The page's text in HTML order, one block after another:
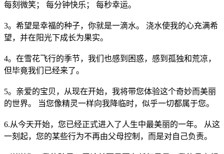
每刻微笑； 每分钟快乐； 每秒幸运。
3。希望是幸福的种子，你就是一滴水。 浇水使我的心充满希
望，并在阳光下成长为果实。
4。在雪花飞行的季节，我们也感到困惑，感到孤独和荒凉，
但毕竟我们已经来了。
5。亲爱的宝贝，从现在开始，我将带您体验这个奇妙而美丽
的世界。 当您像精灵一样向我降临时，似乎一切都属于您。
6.从今天开始，您已经正式进入了人生中最美丽的一年。 从这
一刻起，您的某些行为不再由父母控制，而是对自己负责。